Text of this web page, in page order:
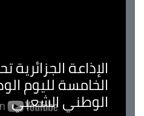
الإذاعة الجزائرية
الخامسة لليوم
الوطني الشعبي